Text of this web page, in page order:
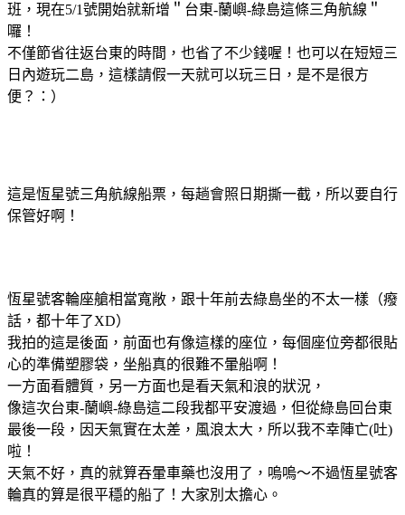
班，現在5/1號開始就新增＂台東-蘭嶼-綠島這條三角航線＂
囉！
不僅節省往返台東的時間，也省了不少錢喔！也可以在短短三
日內遊玩二島，這樣請假一天就可以玩三日，是不是很方
便？：）
這是恆星號三角航線船票，每趟會照日期撕一截，所以要自行
保管好啊！
恆星號客輪座艙相當寬敞，跟十年前去綠島坐的不太一樣（癈
話，都十年了XD）
我拍的這是後面，前面也有像這樣的座位，每個座位旁都很貼
心的準備塑膠袋，坐船真的很難不暈船啊！
一方面看體質，另一方面也是看天氣和浪的狀況，
像這次台東-蘭嶼-綠島這二段我都平安渡過，但從綠島回台東
最後一段，因天氣實在太差，風浪太大，所以我不幸陣亡(吐)
啦！
天氣不好，真的就算吞暈車藥也沒用了，嗚嗚～不過恆星號客
輪真的算是很平穩的船了！大家別太擔心。